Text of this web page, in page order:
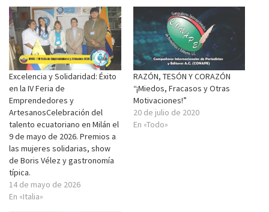
Excelencia y Solidaridad: Éxito
en la IV Feria de
Emprendedores y
ArtesanosCelebración del
talento ecuatoriano en Milán el
9 de mayo de 2026. Premios a
las mujeres solidarias, show
de Boris Vélez y gastronomía
típica.
14 de mayo de 2026
En «Italia»
RAZÓN, TESÓN Y CORAZÓN
“¡Miedos, Fracasos y Otras
Motivaciones!”
20 de julio de 2020
En «Todo»